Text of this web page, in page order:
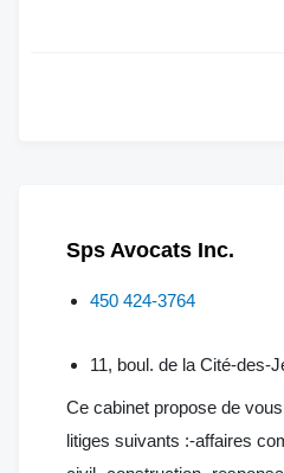
Sps Avocats Inc.
450 424-3764
11, boul. de la Cité-des-
Ce cabinet propose de
litiges suivants :-affaires